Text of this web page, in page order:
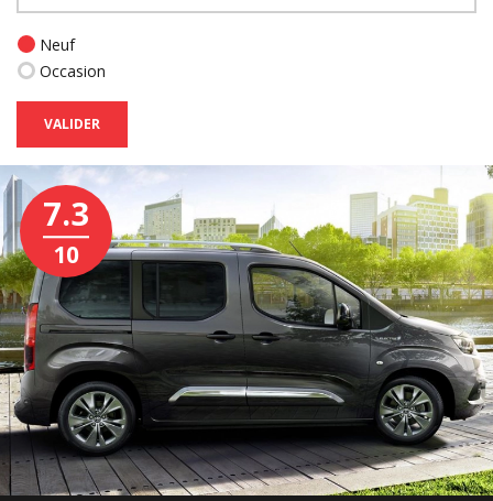
Neuf
Occasion
VALIDER
7.3
10